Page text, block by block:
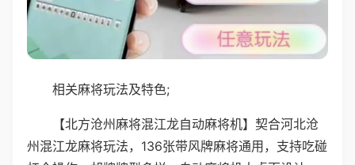
相关麻将玩法及特色;
【北方沧州麻将混江龙自动麻将机】契合河北沧
州混江龙麻将玩法，136张带风牌麻将通用，支持吃碰